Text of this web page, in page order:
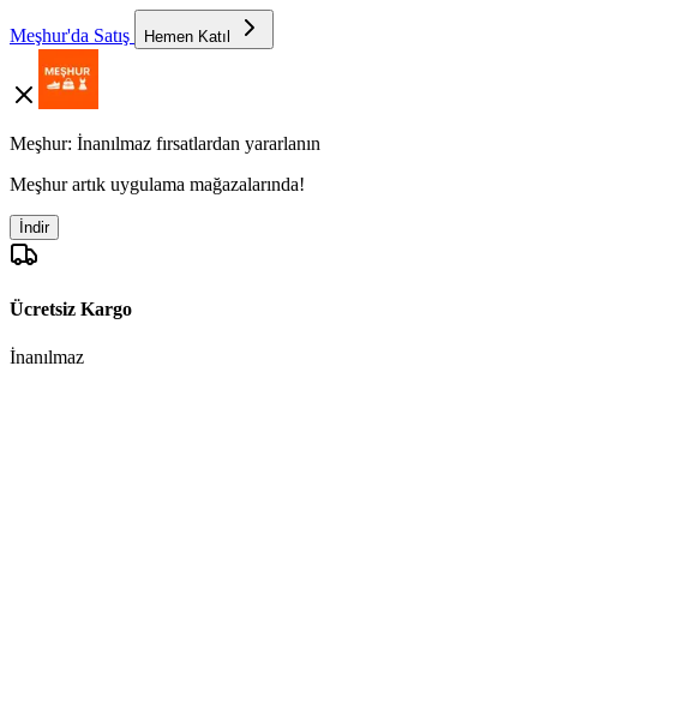
Meşhur'da Satış Hemen Katıl
Meşhur: İnanılmaz fırsatlardan yararlanın
Meşhur artık uygulama mağazalarında!
İndir
Ücretsiz Kargo
İnanılmaz